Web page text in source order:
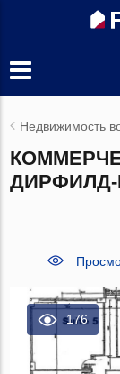
Недвижимость
ДИРФИЛД-
176